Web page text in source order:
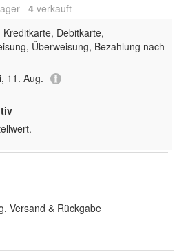
4 verkauft
Kreditkarte, Debitkarte,
Überweisung, Bezahlung nach
11. Aug.
Versand & Rückgabe